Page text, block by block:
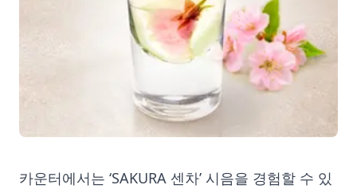
카운터에서는 ‘SAKURA 센차’ 시음을 경험할 수 있